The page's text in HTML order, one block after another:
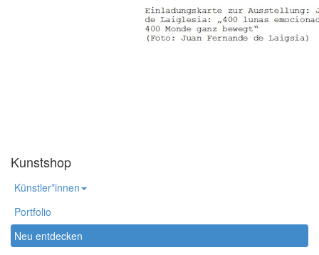
Kunstshop
Künstler*innen
Portfolio
Neu entdecken